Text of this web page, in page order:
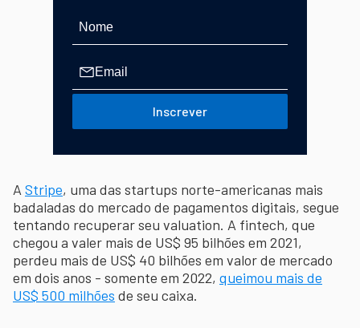
Inscrever
A Stripe, uma das startups norte-americanas mais
badaladas do mercado de pagamentos digitais, segue
tentando recuperar seu valuation. A fintech, que
chegou a valer mais de US$ 95 bilhões em 2021,
perdeu mais de US$ 40 bilhões em valor de mercado
em dois anos - somente em 2022, queimou mais de
US$ 500 milhões de seu caixa.